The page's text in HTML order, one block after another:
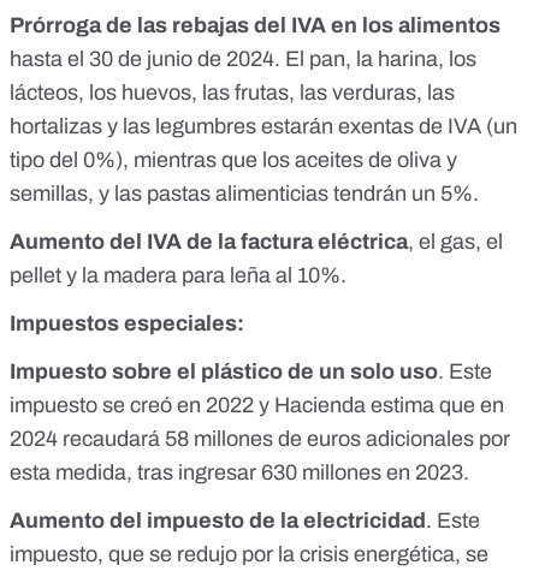
Prórroga de las rebajas del IVA en los alimentos
hasta el 30 de junio de 2024. El pan, la harina, los
lácteos, los huevos, las frutas, las verduras, las
hortalizas y las legumbres estarán exentas de IVA (un
tipo del 0%), mientras que los aceites de oliva y
semillas, y las pastas alimenticias tendrán un 5%.
Aumento del IVA de la factura eléctrica, el gas, el
pellet y la madera para leña al 10%.
Impuestos especiales:
Impuesto sobre el plástico de un solo uso. Este
impuesto se creó en 2022 y Hacienda estima que en
2024 recaudará 58 millones de euros adicionales por
esta medida, tras ingresar 630 millones en 2023.
Aumento del impuesto de la electricidad . Este
impuesto, que se redujo por la crisis energética, se